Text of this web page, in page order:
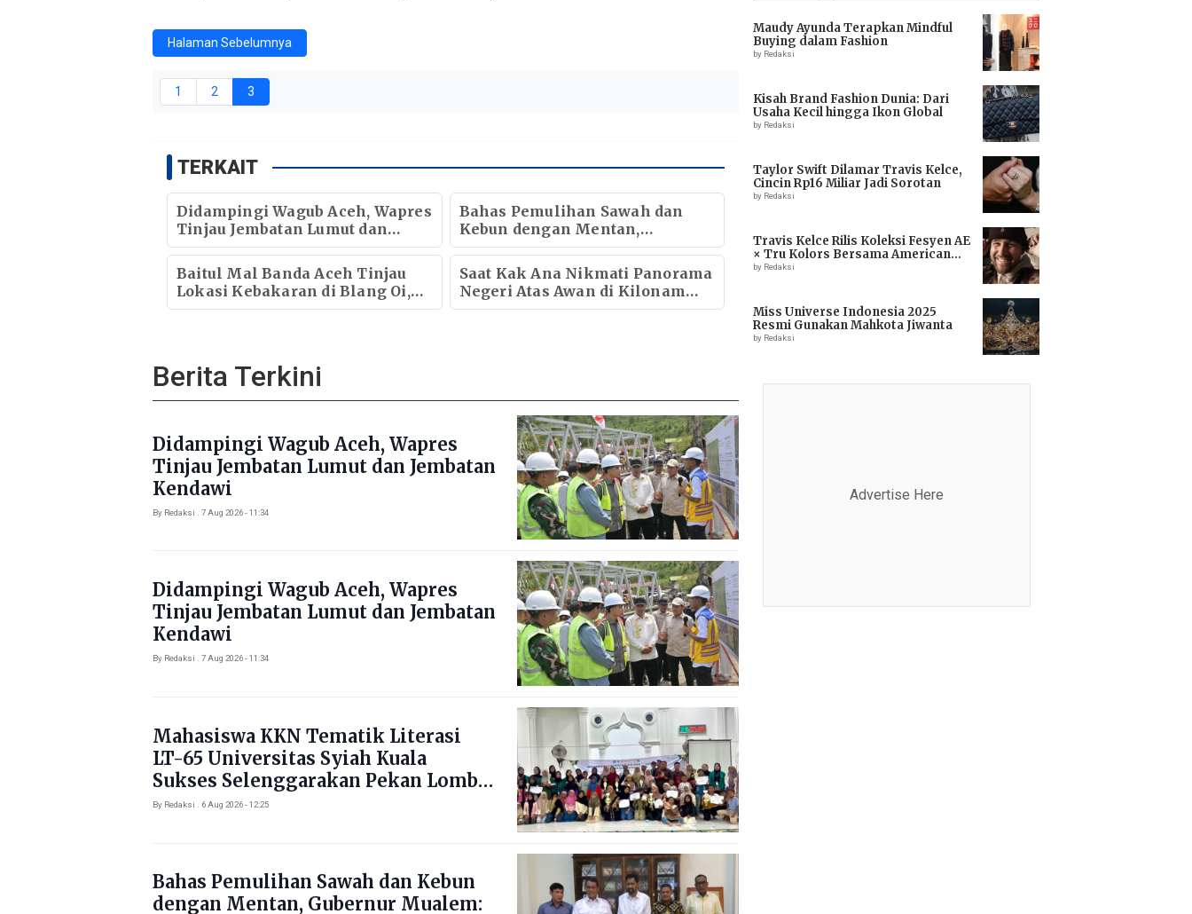
Halaman Sebelumnya
1 2 3
TERKAIT
Didampingi Wagub Aceh, Wapres
Tinjau Jembatan Lumut dan
Jembatan Kendawi
Bahas Pemulihan Sawah dan
Kebun dengan Mentan,
Gubernur Mualem: Kami Butuh
Dukungan Pak Menteri
Baitul Mal Banda Aceh Tinjau
Lokasi Kebakaran di Blang Oi,
Pastikan Korban Mendapat
Saat Kak Ana Nikmati Panorama
Negeri Atas Awan di Kilonam
Geumpang Pidie
Berita Terkini
Didampingi Wagub Aceh, Wapres
Tinjau Jembatan Lumut dan Jembatan
Kendawi
By Redaksi . 7 Aug 2026 - 11:34
Didampingi Wagub Aceh, Wapres
Tinjau Jembatan Lumut dan Jembatan
Kendawi
By Redaksi . 7 Aug 2026 - 11:34
Mahasiswa KKN Tematik Literasi
LT-65 Universitas Syiah Kuala
Sukses Selenggarakan Pekan Lomba
Literasi di Gampong Rhieng Blang
By Redaksi . 6 Aug 2026 - 12:25
Bahas Pemulihan Sawah dan Kebun
dengan Mentan, Gubernur Mualem:
Maudy Ayunda Terapkan Mindful
Buying dalam Fashion
by Redaksi
Kisah Brand Fashion Dunia: Dari
Usaha Kecil hingga Ikon Global
by Redaksi
Taylor Swift Dilamar Travis Kelce,
Cincin Rp16 Miliar Jadi Sorotan
by Redaksi
Travis Kelce Rilis Koleksi Fesyen AE
× Tru Kolors Bersama American
Eagle
by Redaksi
Miss Universe Indonesia 2025
Resmi Gunakan Mahkota Jiwanta
by Redaksi
Advertise Here